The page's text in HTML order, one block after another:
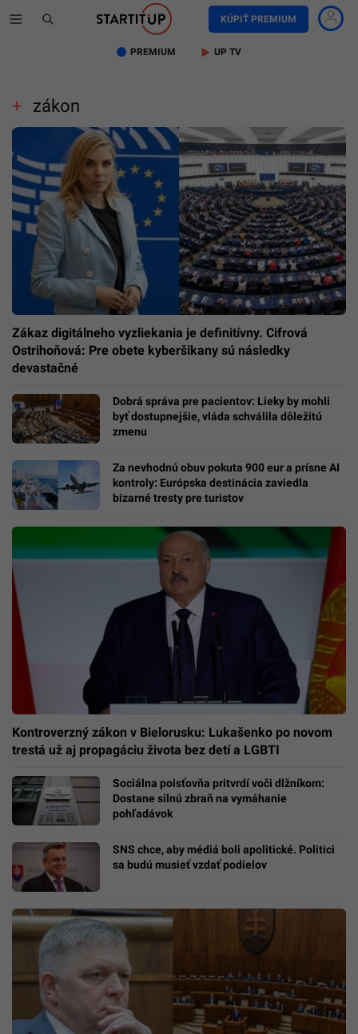
KÚPIŤ PREMIUM
PREMIUM UP TV
zákon
Zákaz digitálneho vyzliekania je definitívny. Cifrová
Ostrihoňová: Pre obete kyberšikany sú následky
devastačné
Dobrá správa pre pacientov: Lieky by mohli
byť dostupnejšie, vláda schválila dôležitú
zmenu
Za nevhodnú obuv pokuta 900 eur a prísne AI
kontroly: Európska destinácia zaviedla
bizarné tresty pre turistov
Kontroverzný zákon v Bielorusku: Lukašenko po novom
trestá už aj propagáciu života bez detí a LGBTI
Sociálna poisťovňa pritvrdí voči dlžníkom:
Dostane silnú zbraň na vymáhanie
pohľadávok
SNS chce, aby médiá boli apolitické. Politici
sa budú musieť vzdať podielov